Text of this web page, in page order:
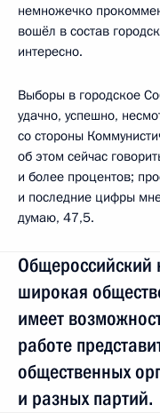
немножечко
вошёл в состав
интересно.
Выборы в городское
удачно, успешно,
со стороны
об этом сейчас
и более процентов;
и последние цифры
думаю, 47,5.
Общероссийский
широкая
имеет
работе
общественных
и разных партий.